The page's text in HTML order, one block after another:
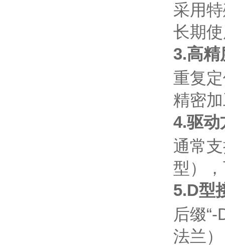
采用
长期
3.高精
重复
精密
4.驱动
通常
型）
5.D型
后缀
法兰